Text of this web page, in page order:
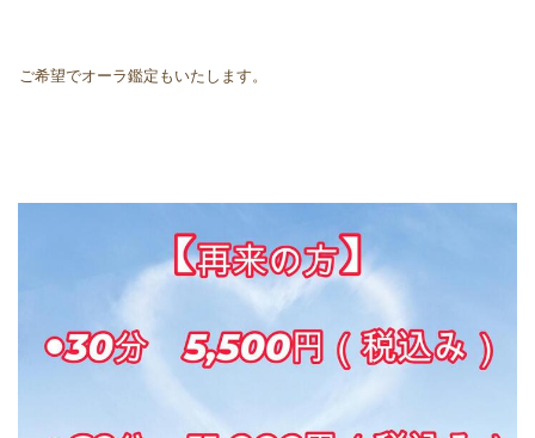
ご希望でオーラ鑑定もいたします。